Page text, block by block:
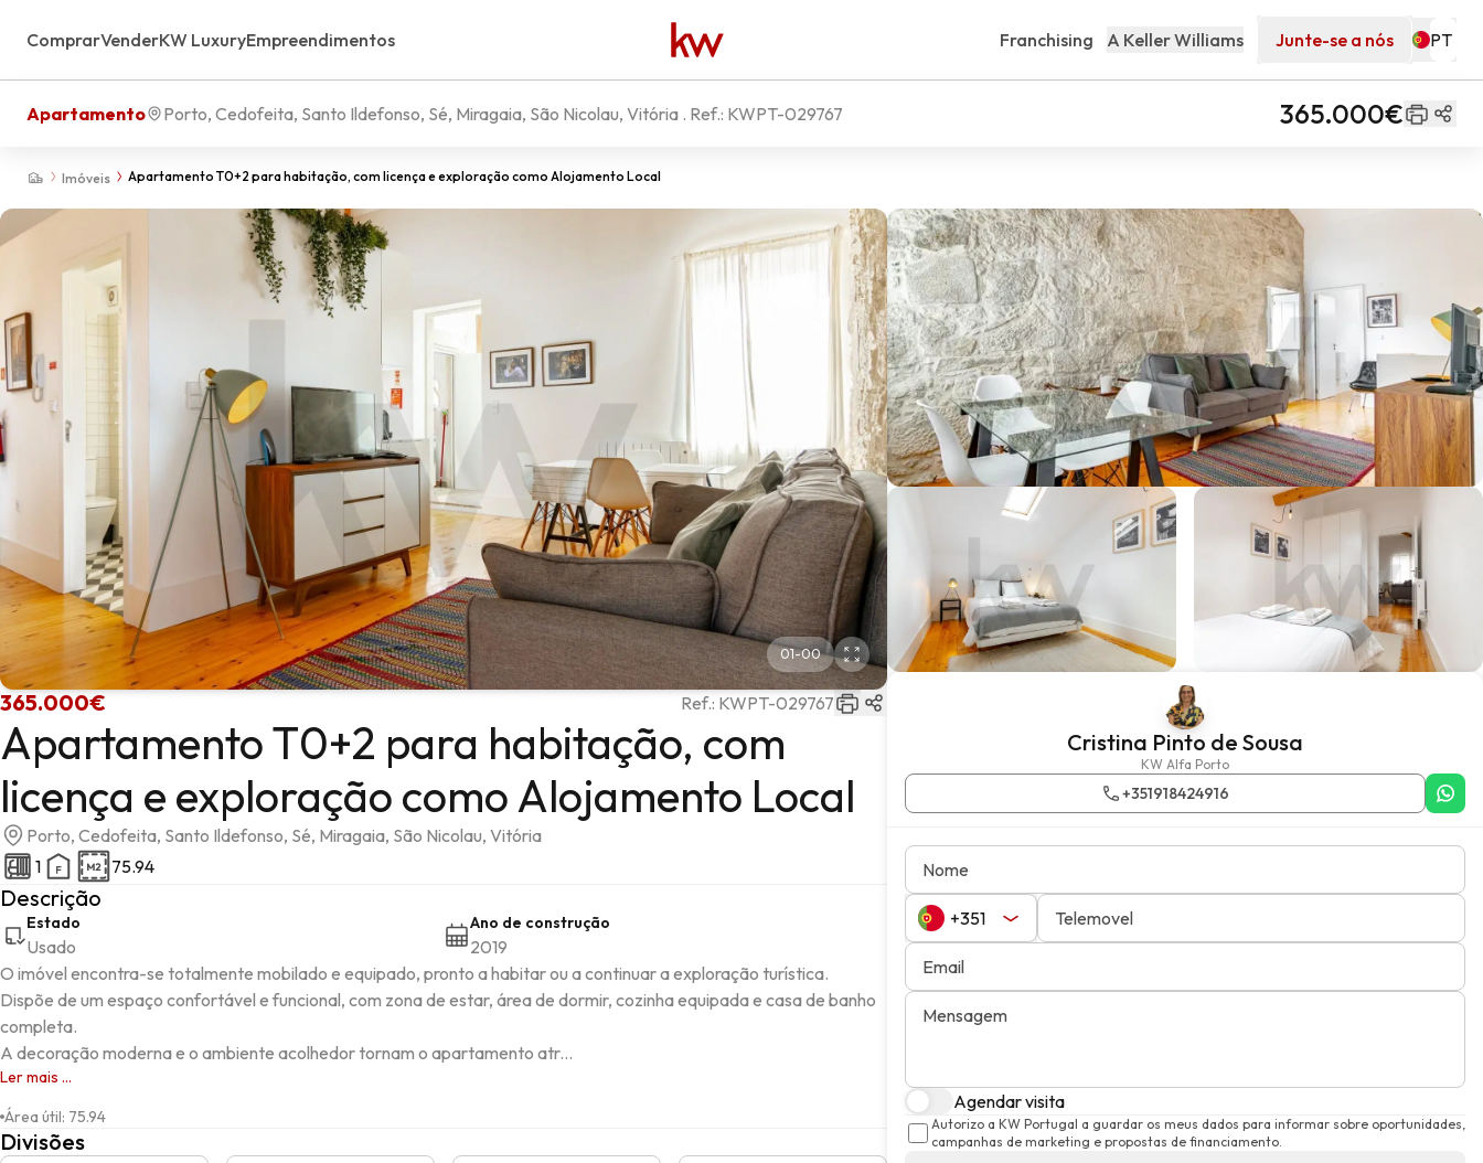
ComprarVenderKW LuxuryEmpreendimentos Franchising A Keller Williams Junte-se a nós
Imóveis Apartamento T0+2 para habitação, com licença e exploração como Alojamento Local
Apartamento Porto, Cedofeita, Santo Ildefonso, Sé, Miragaia, São Nicolau, Vitória . Ref.: KWPT-029767 365.000€
01-00
365.000€ Ref.: KWPT-029767
Apartamento T0+2 para habitação, com
licença e exploração como Alojamento Local
Porto, Cedofeita, Santo Ildefonso, Sé, Miragaia, São Nicolau, Vitória
1
75.94
Descrição
Estado
Usado
Ano de construção
2019
O imóvel encontra-se totalmente mobilado e equipado, pronto a habitar ou a continuar a exploração turística.
Dispõe de um espaço confortável e funcional, com zona de estar, área de dormir, cozinha equipada e casa de banho
completa.
A decoração moderna e o ambiente acolhedor tornam o apartamento atr...
Ler mais ...
Área útil: 75.94
Divisões
Cristina Pinto de Sousa
KW Alfa Porto
+351918424916
Nome
Telemovel
Email
Mensagem
Agendar visita
Autorizo a KW Portugal a guardar os meus dados para informar sobre oportunidades,
campanhas de marketing e propostas de financiamento.